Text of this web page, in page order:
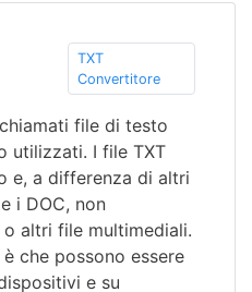
TXT
Convertitore
file di testo
utilizzati. I file TXT
e, a differenza di altri
i DOC, non
altri file multimediali.
che possono essere
e su